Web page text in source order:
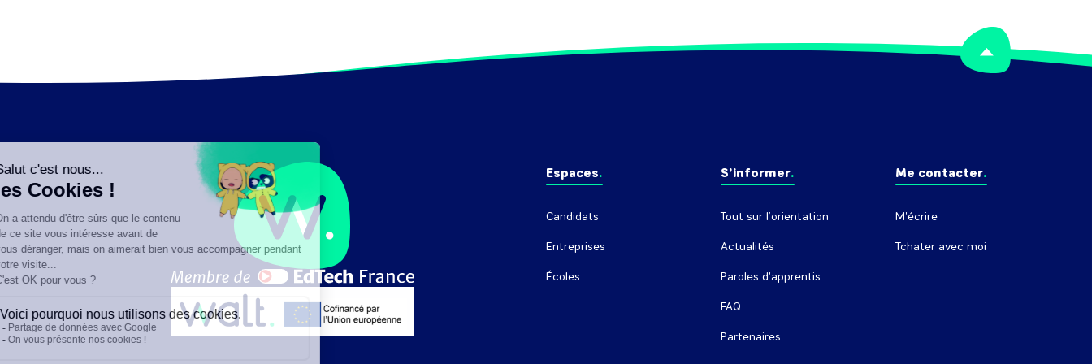
Espaces
Candidats
Entreprises
Écoles
S’informer
Tout sur l’orientation
Actualités
Paroles d'apprentis
FAQ
Partenaires
Me contacter
M'écrire
Tchater avec moi